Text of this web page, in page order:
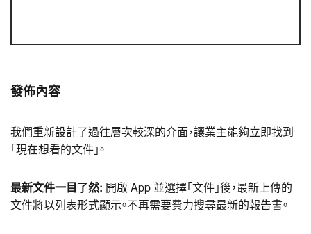
發佈內容
我們重新設計了過往層次較深的介面，讓業主能夠立即找到
「現在想看的文件」。
最新文件一目了然: 開啟 App 並選擇「文件」後，最新上傳的
文件將以列表形式顯示。不再需要費力搜尋最新的報告書。